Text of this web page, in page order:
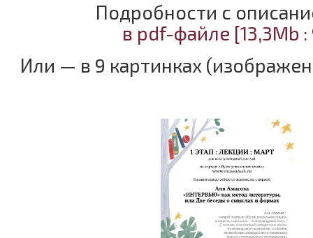
Подробности с
в pdf-файле [13,3Mb :
Или — в 9 картинках